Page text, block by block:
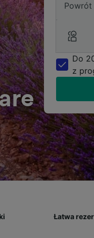
Powrót
Do
z
Łatwa